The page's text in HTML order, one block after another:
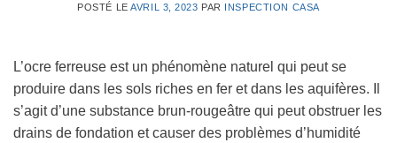
POSTÉ LEAVRIL 3, 2023 PAR INSPECTION CASA
L’ocre ferreuse est un phénomène naturel qui peut se
produire dans les sols riches en fer et dans les aquifères. Il
s’agit d’une substance brun-rougeâtre qui peut obstruer les
drains de fondation et causer des problèmes d’humidité